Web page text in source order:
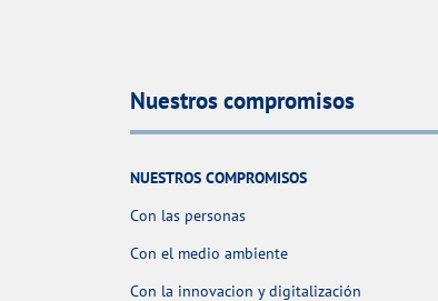
Nuestros compromisos
NUESTROS COMPROMISOS
Con las personas
Con el medio ambiente
Con la innovacion y digitalización